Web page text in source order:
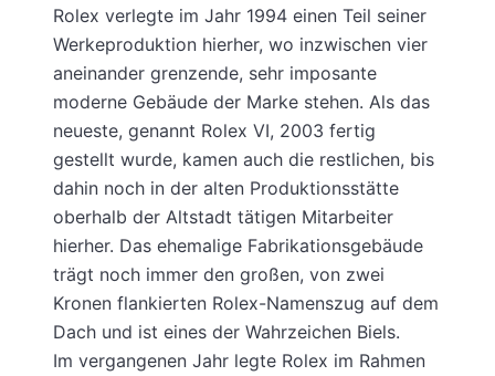
Rolex verlegte im Jahr 1994 einen Teil seiner
Werkeproduktion hierher, wo inzwischen vier
aneinander grenzende, sehr imposante
moderne Gebäude der Marke stehen. Als das
neueste, genannt Rolex VI, 2003 fertig
gestellt wurde, kamen auch die restlichen, bis
dahin noch in der alten Produktionsstätte
oberhalb der Altstadt tätigen Mitarbeiter
hierher. Das ehemalige Fabrikationsgebäude
trägt noch immer den großen, von zwei
Kronen flankierten Rolex-Namenszug auf dem
Dach und ist eines der Wahrzeichen Biels.
Im vergangenen Jahr legte Rolex im Rahmen